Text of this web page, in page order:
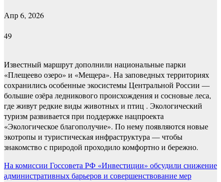
Апр 6, 2026
49
Известный маршрут дополнили национальные парки
«Плещеево озеро» и «Мещера». На заповедных территориях
сохранились особенные экосистемы Центральной России —
большие озёра ледникового происхождения и сосновые леса,
где живут редкие виды животных и птиц . Экологический
туризм развивается при поддержке нацпроекта
«Экологическое благополучие». По нему появляются новые
экотропы и туристическая инфраструктура — чтобы
знакомство с природой проходило комфортно и бережно.
Навигация
На комиссии Госсовета РФ «Инвестиции» обсудили снижение
административных барьеров и совершенствование мер